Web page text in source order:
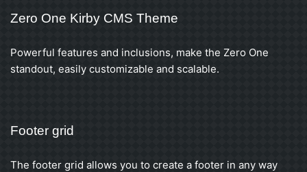
Zero One Kirby CMS Theme
Powerful features and inclusions, make the Zero One
standout, easily customizable and scalable.
Footer grid
The footer grid allows you to create a footer in any way